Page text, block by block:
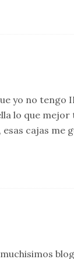
yo no tengo
lo que mejor
cajas me